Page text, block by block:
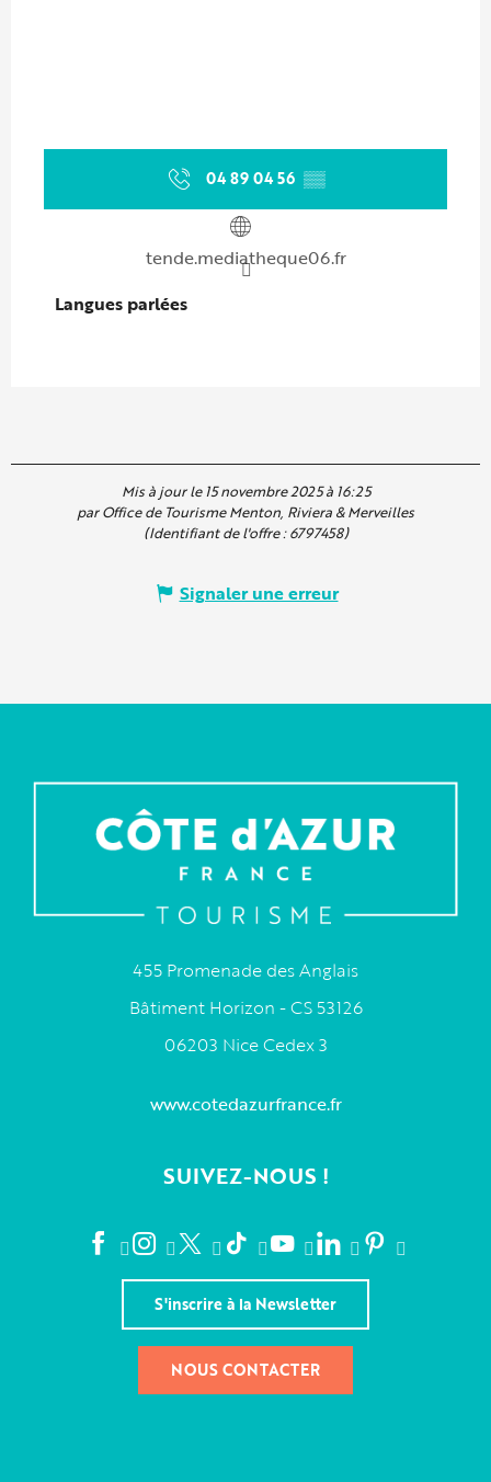
04 89 04 56 ▒▒
tende.mediatheque06.fr
Langues parlées
Langues parlées
Mis à jour le 15 novembre 2025 à 16:25
par Office de Tourisme Menton, Riviera & Merveilles
(Identifiant de l'offre :6797458)
Signaler une erreur
455 Promenade des Anglais
Bâtiment Horizon - CS 53126
06203 Nice Cedex 3
www.cotedazurfrance.fr
SUIVEZ-NOUS !
S'inscrire à la Newsletter
NOUS CONTACTER